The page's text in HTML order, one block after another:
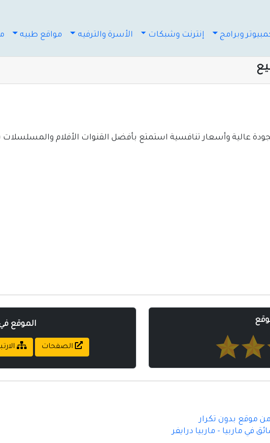
وبرامج إنترنت وشبكات الأسرة والترفيه مواقع طبيه
عالية وأسعار تنافسية استمتع بأفضل القنوات الأفلام والمسلسلات
الموقع
الصفحات
موقع بدون تكرار
ماربيا - ماربيا درايفر